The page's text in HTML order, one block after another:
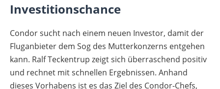
Investitionschance
Condor sucht nach einem neuen Investor, damit der
Fluganbieter dem Sog des Mutterkonzerns entgehen
kann. Ralf Teckentrup zeigt sich überraschend positiv
und rechnet mit schnellen Ergebnissen. Anhand
dieses Vorhabens ist es das Ziel des Condor-Chefs,